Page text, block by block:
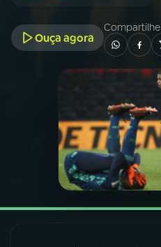
PROGRAMAS
PODCASTS
Ouça agora
Compartilhe